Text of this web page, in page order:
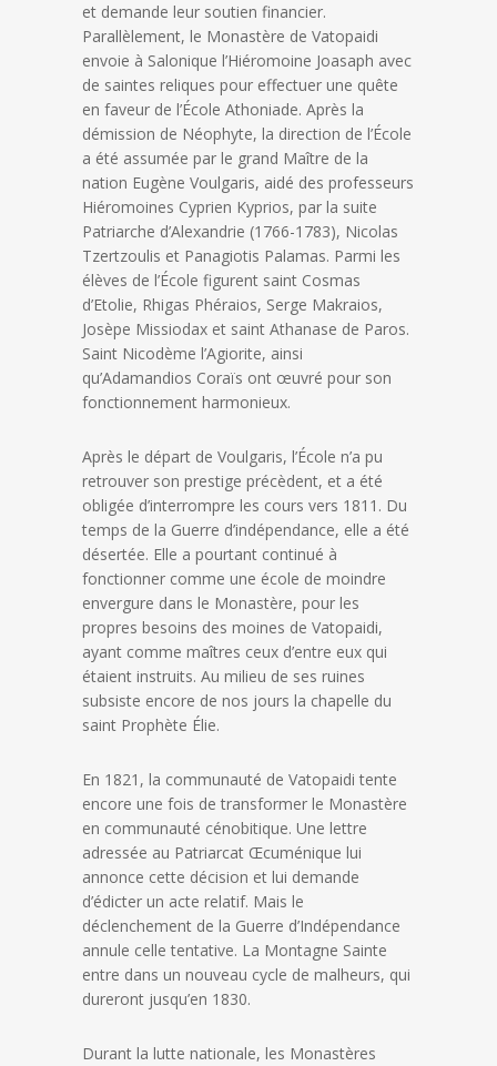
et demande leur soutien financier.
Parallèlement, le Monastère de Vatopaidi
envoie à Salonique l’Hiéromoine Joasaph avec
de saintes reliques pour effectuer une quête
en faveur de l’École Athoniade. Après la
démission de Néophyte, la direction de l’École
a été assumée par le grand Maître de la
nation Eugène Voulgaris, aidé des professeurs
Hiéromoines Cyprien Kyprios, par la suite
Patriarche d’Alexandrie (1766-1783), Nicolas
Tzertzoulis et Panagiotis Palamas. Parmi les
élèves de l’École figurent saint Cosmas
d’Etolie, Rhigas Phéraios, Serge Makraios,
Josèpe Missiodax et saint Athanase de Paros.
Saint Nicodème l’Agiorite, ainsi
qu’Adamandios Coraïs ont œuvré pour son
fonctionnement harmonieux.
Après le départ de Voulgaris, l’École n’a pu
retrouver son prestige précèdent, et a été
obligée d’interrompre les cours vers 1811. Du
temps de la Guerre d’indépendance, elle a été
désertée. Elle a pourtant continué à
fonctionner comme une école de moindre
envergure dans le Monastère, pour les
propres besoins des moines de Vatopaidi,
ayant comme maîtres ceux d’entre eux qui
étaient instruits. Au milieu de ses ruines
subsiste encore de nos jours la chapelle du
saint Prophète Élie.
En 1821, la communauté de Vatopaidi tente
encore une fois de transformer le Monastère
en communauté cénobitique. Une lettre
adressée au Patriarcat Œcuménique lui
annonce cette décision et lui demande
d’édicter un acte relatif. Mais le
déclenchement de la Guerre d’Indépendance
annule celle tentative. La Montagne Sainte
entre dans un nouveau cycle de malheurs, qui
dureront jusqu’en 1830.
Durant la lutte nationale, les Monastères